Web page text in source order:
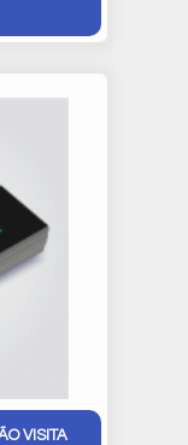
VISITA